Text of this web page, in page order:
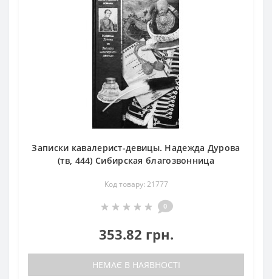
Записки кавалерист-девицы. Надежда Дурова
(тв, 444) Сибирская благозвонница
Код товару: 21777
0
353.82 грн.
НЕМАЄ В НАЯВНОСТІ